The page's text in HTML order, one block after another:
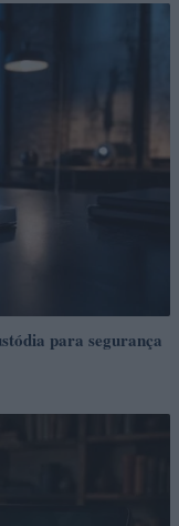
para segurança